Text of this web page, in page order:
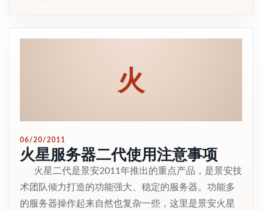
火
06/20/2011
火星服务器二代使用注意事项
火星二代是景安2011年推出的重点产品，是景安技
术团队倾力打造的功能强大、稳定的服务器。功能多
的服务器操作起来自然也复杂一些，这里是景安火星